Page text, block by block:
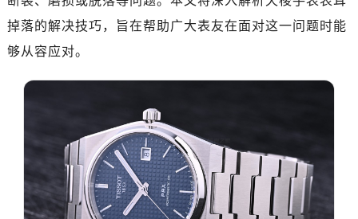
掉落的解决技巧，旨在帮助广大表友在面对这一问题时能
够从容应对。